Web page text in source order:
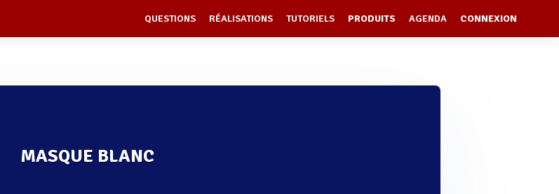
QUESTIONS RÉALISATIONS TUTORIELS PRODUITS AGENDA CONNEXION
MASQUE BLANC